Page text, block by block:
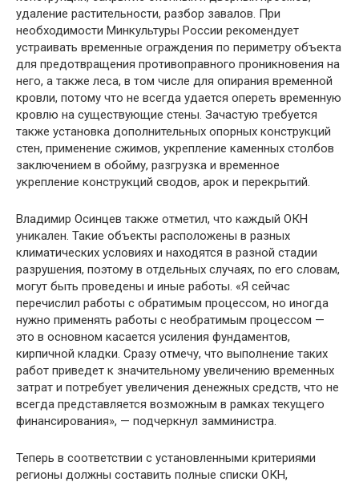
удаление растительности, разбор завалов. При
необходимости Минкультуры России рекомендует
устраивать временные ограждения по периметру объекта
для предотвращения противоправного проникновения на
него, а также леса, в том числе для опирания временной
кровли, потому что не всегда удается опереть временную
кровлю на существующие стены. Зачастую требуется
также установка дополнительных опорных конструкций
стен, применение сжимов, укрепление каменных столбов
заключением в обойму, разгрузка и временное
укрепление конструкций сводов, арок и перекрытий.
Владимир Осинцев также отметил, что каждый ОКН
уникален. Такие объекты расположены в разных
климатических условиях и находятся в разной стадии
разрушения, поэтому в отдельных случаях, по его словам,
могут быть проведены и иные работы. «Я сейчас
перечислил работы с обратимым процессом, но иногда
нужно применять работы с необратимым процессом —
это в основном касается усиления фундаментов,
кирпичной кладки. Сразу отмечу, что выполнение таких
работ приведет к значительному увеличению временных
затрат и потребует увеличения денежных средств, что не
всегда представляется возможным в рамках текущего
финансирования», — подчеркнул замминистра.
Теперь в соответствии с установленными критериями
регионы должны составить полные списки ОКН,